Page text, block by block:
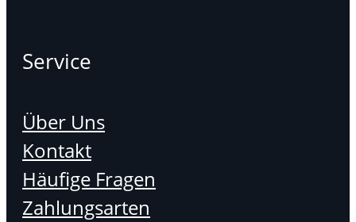
Service
Über Uns
Kontakt
Häufige Fragen
Zahlungsarten